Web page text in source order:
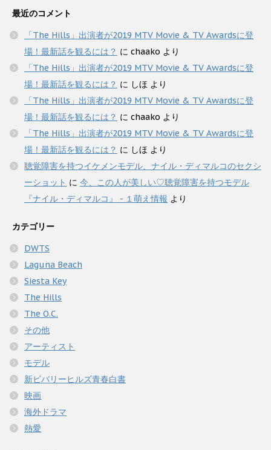
最近のコメント
「The Hills」出演者が2019 MTV Movie & TV Awardsに登
場！最新話を観るには？ に chaako より
「The Hills」出演者が2019 MTV Movie & TV Awardsに登
場！最新話を観るには？ に しほ より
「The Hills」出演者が2019 MTV Movie & TV Awardsに登
場！最新話を観るには？ に chaako より
「The Hills」出演者が2019 MTV Movie & TV Awardsに登
場！最新話を観るには？ に しほ より
聴覚障害を持つイケメンモデル、ナイル・ディマルコのセクシ
ーショット に 今、この人が美しい♡聴覚障害を持つモデル
『ナイル・ディマルコ』 - １萌え情報 より
カテゴリー
DWTS
Laguna Beach
Siesta Key
The Hills
The O.C.
その他
アーティスト
モデル
新ビバリーヒルズ青春白書
映画
海外ドラマ
熱愛